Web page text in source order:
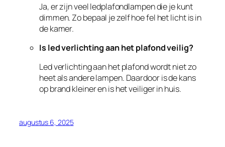
Ja, er zijn veel ledplafondlampen die je kunt
dimmen. Zo bepaal je zelf hoe fel het licht is in
de kamer.
Is led verlichting aan het plafond veilig?
Led verlichting aan het plafond wordt niet zo
heet als andere lampen. Daardoor is de kans
op brand kleiner en is het veiliger in huis.
augustus 6, 2025